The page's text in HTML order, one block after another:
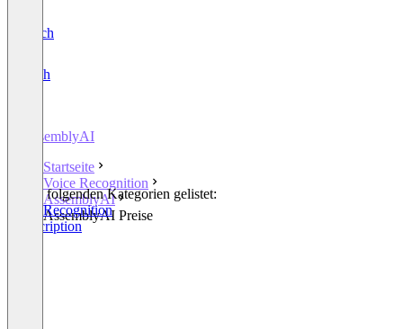
Deutsch
English
AssemblyAI
Startseite
Voice Recognition
AssemblyAI
AssemblyAI Preise
In den folgenden Kategorien gelistet:
Voice Recognition
Transcription